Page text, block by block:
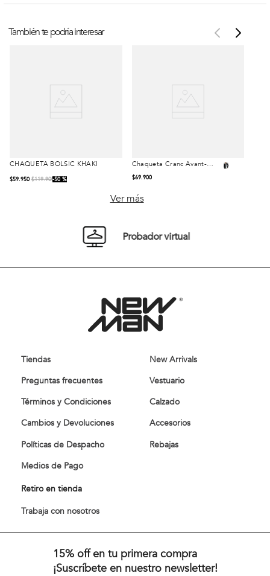
También te podría interesar
CHAQUETA BOLSIC KHAKI
$59.950 $119.90050 %
Talla
Chaqueta Cranc Avant-
$69.900
Talla
Ver más
Probador virtual
Tiendas
Preguntas frecuentes
Términos y Condiciones
Cambios y Devoluciones
Políticas de Despacho
Medios de Pago
Retiro en tienda
Trabaja con nosotros
New Arrivals
Vestuario
Calzado
Accesorios
Rebajas
15% off en tu primera compra
¡Suscríbete en nuestro newsletter!